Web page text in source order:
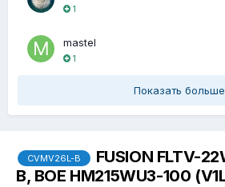
1
mastel
1
Показать больше
CVMV26L-B
FUSION FLTV-
B, BOE HM215WU3-100